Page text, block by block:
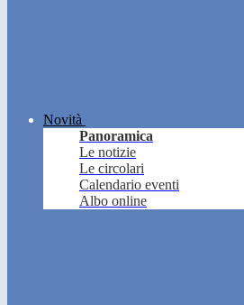
Novità
Panoramica
Le notizie
Le circolari
Calendario eventi
Albo online